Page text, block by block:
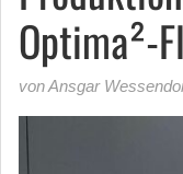
Optima²-
von Ansgar